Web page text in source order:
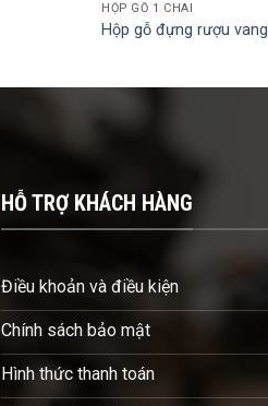
HỘP GỖ 1 CHAI
Hộp gỗ đựng rượu vang
HỖ TRỢ KHÁCH HÀNG
Điều khoản và điều kiện
Chính sách bảo mật
Hình thức thanh toán